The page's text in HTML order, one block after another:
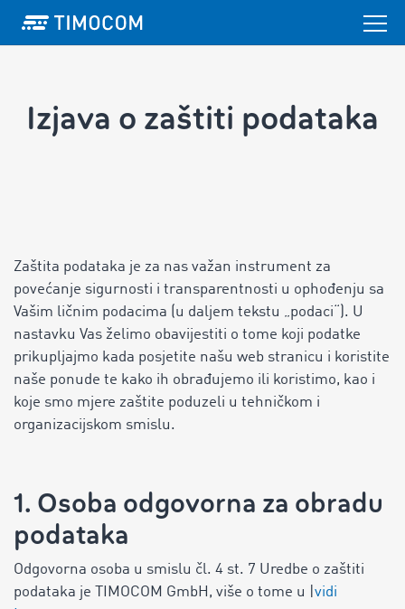
Izjava o zaštiti podataka
Zaštita podataka je za nas važan instrument za
povećanje sigurnosti i transparentnosti u ophođenju sa
Vašim ličnim podacima (u daljem tekstu „podaci“). U
nastavku Vas želimo obavijestiti o tome koji podatke
prikupljajmo kada posjetite našu web stranicu i koristite
naše ponude te kako ih obrađujemo ili koristimo, kao i
koje smo mjere zaštite poduzeli u tehničkom i
organizacijskom smislu.
1. Osoba odgovorna za obradu
podataka
Odgovorna osoba u smislu čl. 4 st. 7 Uredbe o zaštiti
podataka je TIMOCOM GmbH, više o tome u | vidi